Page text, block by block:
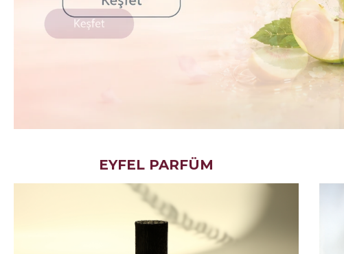
EYFEL PARFÜM